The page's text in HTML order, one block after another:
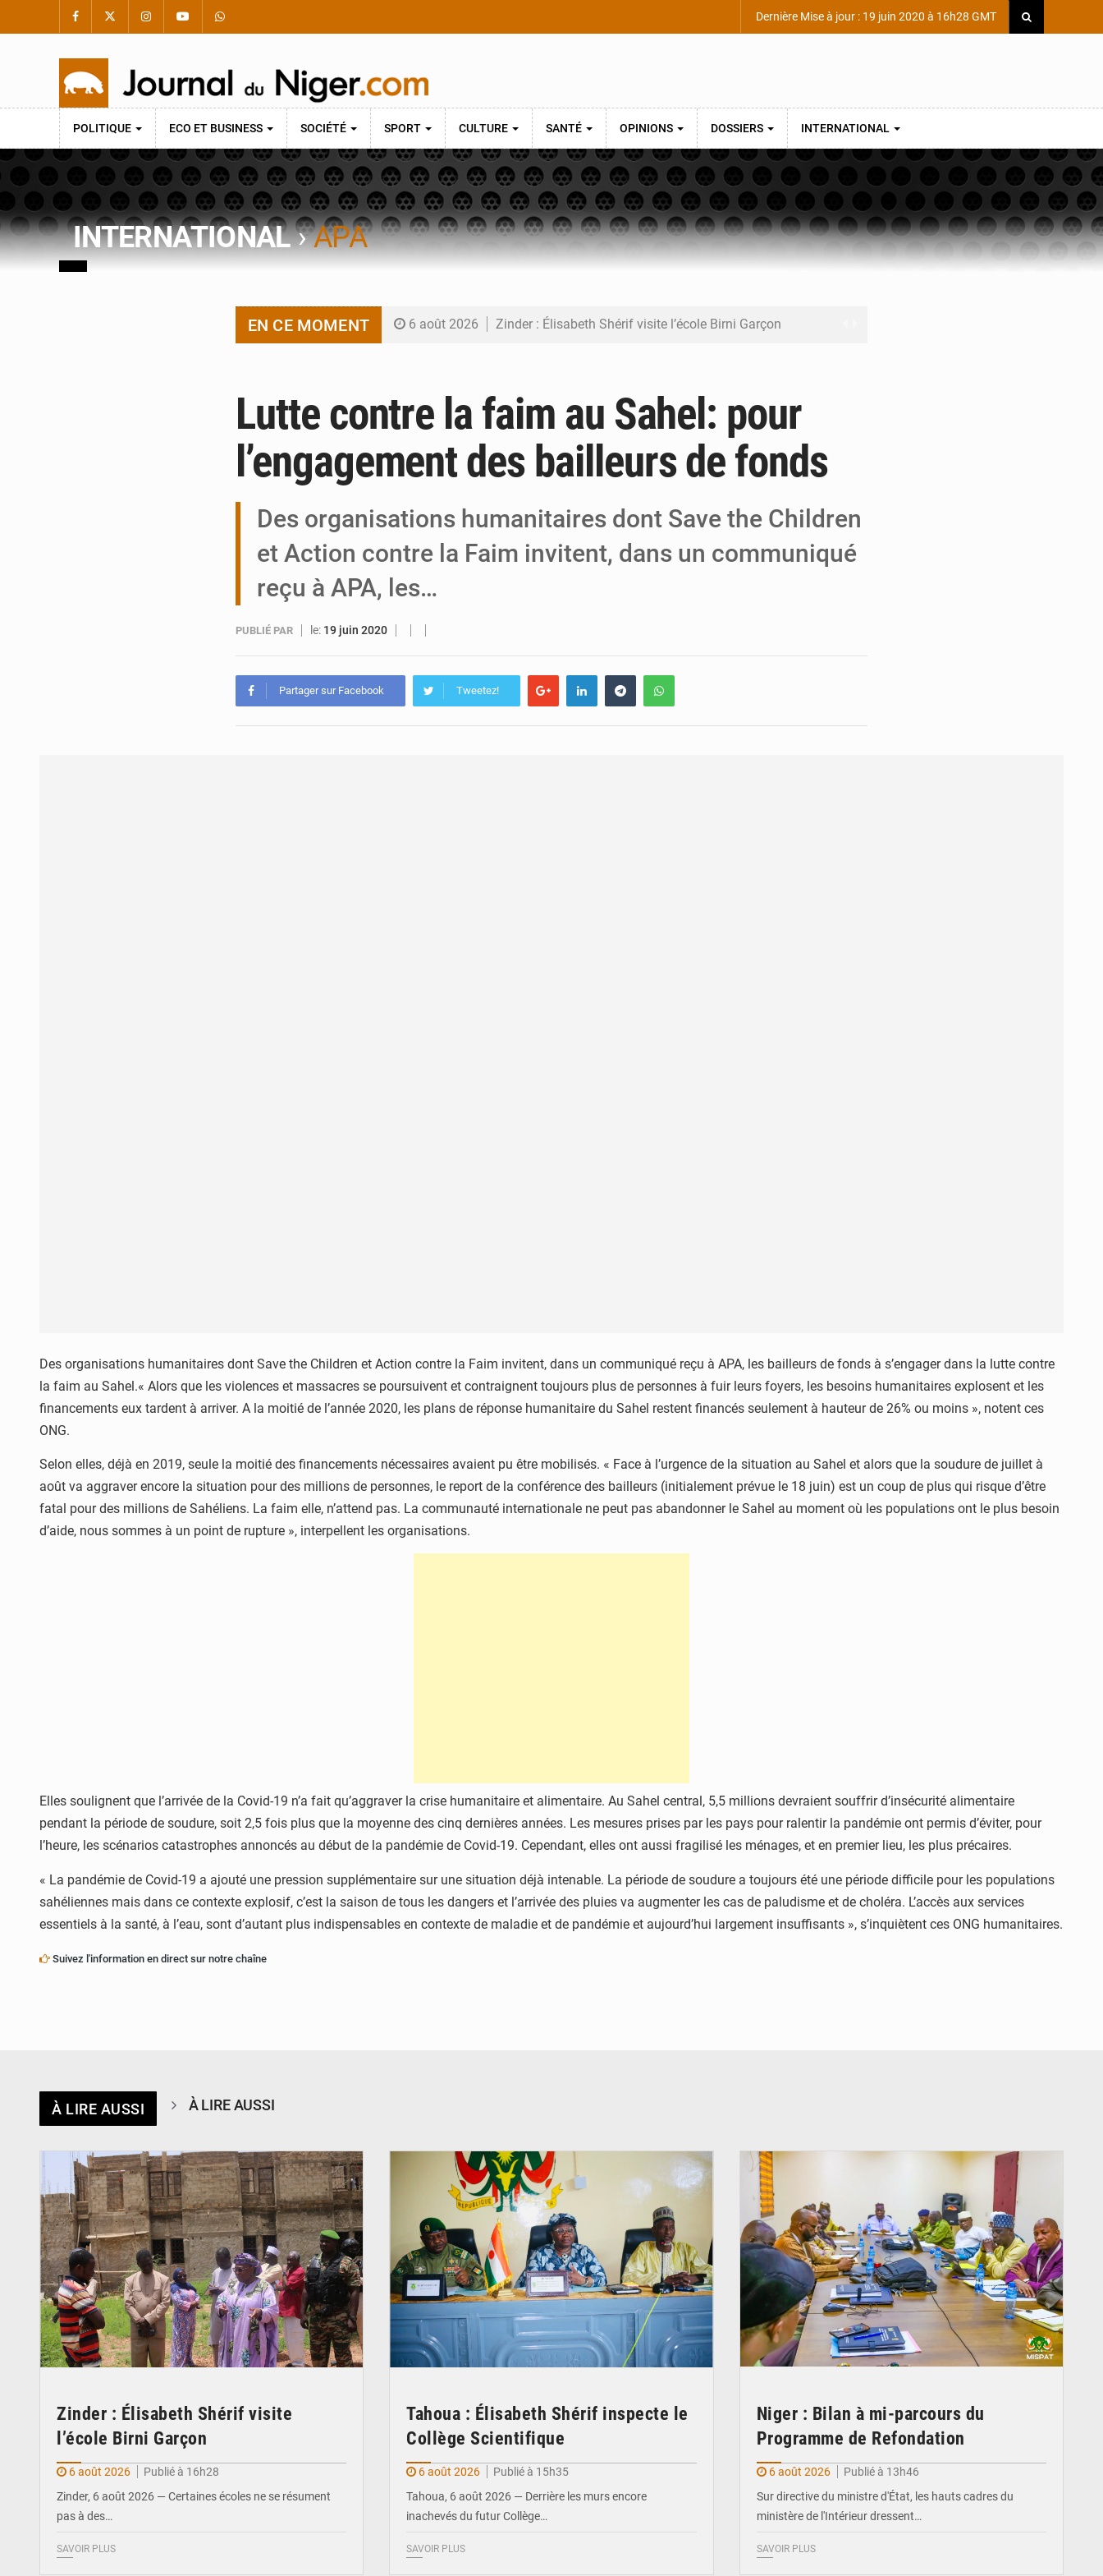
Dernière Mise à jour : 19 juin 2020 à 16h28 GMT
POLITIQUE ECO ET BUSINESS SOCIÉTÉ SPORT CULTURE SANTÉ OPINIONS DOSSIERS INTERNATIONAL
INTERNATIONAL›APA
EN CE MOMENT 6 août 2026 Zinder : Élisabeth Shérif visite l’école Birni Garçon
6 août 2026 Niger : Bilan à mi-parcours du Programme de Refondation
6 août 2026 Chasse aux gabegies à Niamey : 74 milliards de FCFA recouvrés par la COLDEFF
5 août 2026 Tibiri : le dialogue, nouveau terrain de jeu pour la paix
Lutte contre la faim au Sahel: pour
l’engagement des bailleurs de fonds
Des organisations humanitaires dont Save the Children
et Action contre la Faim invitent, dans un communiqué
reçu à APA, les…
PUBLIÉ PAR le: 19 juin 2020
Partager sur Facebook Tweetez!
Des organisations humanitaires dont Save the Children et Action contre la Faim invitent, dans un communiqué reçu à APA, les bailleurs de fonds à s’engager dans la lutte contre
la faim au Sahel.« Alors que les violences et massacres se poursuivent et contraignent toujours plus de personnes à fuir leurs foyers, les besoins humanitaires explosent et les
financements eux tardent à arriver. A la moitié de l’année 2020, les plans de réponse humanitaire du Sahel restent financés seulement à hauteur de 26% ou moins », notent ces
ONG.
Selon elles, déjà en 2019, seule la moitié des financements nécessaires avaient pu être mobilisés. « Face à l’urgence de la situation au Sahel et alors que la soudure de juillet à
août va aggraver encore la situation pour des millions de personnes, le report de la conférence des bailleurs (initialement prévue le 18 juin) est un coup de plus qui risque d’être
fatal pour des millions de Sahéliens. La faim elle, n’attend pas. La communauté internationale ne peut pas abandonner le Sahel au moment où les populations ont le plus besoin
d’aide, nous sommes à un point de rupture », interpellent les organisations.
Elles soulignent que l’arrivée de la Covid-19 n’a fait qu’aggraver la crise humanitaire et alimentaire. Au Sahel central, 5,5 millions devraient souffrir d’insécurité alimentaire
pendant la période de soudure, soit 2,5 fois plus que la moyenne des cinq dernières années. Les mesures prises par les pays pour ralentir la pandémie ont permis d’éviter, pour
l’heure, les scénarios catastrophes annoncés au début de la pandémie de Covid-19. Cependant, elles ont aussi fragilisé les ménages, et en premier lieu, les plus précaires.
« La pandémie de Covid-19 a ajouté une pression supplémentaire sur une situation déjà intenable. La période de soudure a toujours été une période difficile pour les populations
sahéliennes mais dans ce contexte explosif, c’est la saison de tous les dangers et l’arrivée des pluies va augmenter les cas de paludisme et de choléra. L’accès aux services
essentiels à la santé, à l’eau, sont d’autant plus indispensables en contexte de maladie et de pandémie et aujourd’hui largement insuffisants », s’inquiètent ces ONG humanitaires.
Suivez l'information en direct sur notre chaîne
À LIRE AUSSI À LIRE AUSSI
Zinder : Élisabeth Shérif visite
l’école Birni Garçon
6 août 2026
Publié à 16h28
Zinder, 6 août 2026 — Certaines écoles ne se résument
pas à des…
SAVOIR PLUS
Tahoua : Élisabeth Shérif inspecte le
Collège Scientifique
6 août 2026
Publié à 15h35
Tahoua, 6 août 2026 — Derrière les murs encore
inachevés du futur Collège…
SAVOIR PLUS
Niger : Bilan à mi-parcours du
Programme de Refondation
6 août 2026
Publié à 13h46
Sur directive du ministre d'État, les hauts cadres du
ministère de l'Intérieur dressent…
SAVOIR PLUS